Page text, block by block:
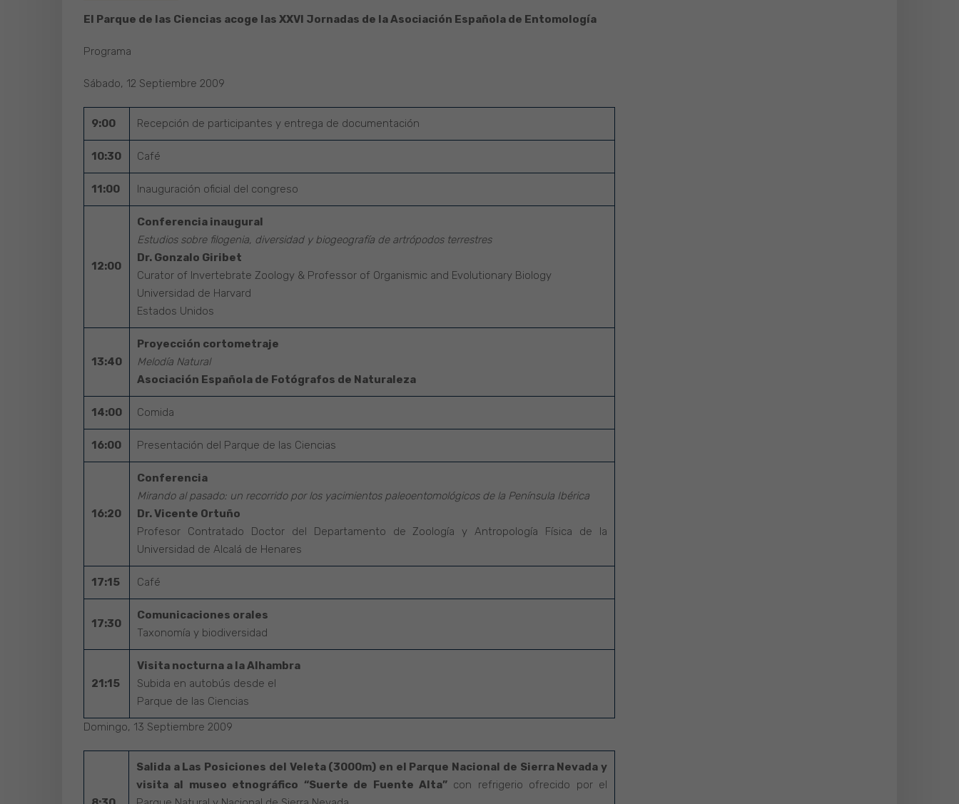
El Parque de las Ciencias acoge las XXVI Jornadas de la Asociación Española de Entomología
Programa
Sábado, 12 Septiembre 2009
9:00 Recepción de participantes y entrega de documentación
10:30 Café
11:00 Inauguración oficial del congreso
12:00
Conferencia inaugural
Estudios sobre filogenia, diversidad y biogeografía de artrópodos terrestres
Dr. Gonzalo Giribet
Curator of Invertebrate Zoology & Professor of Organismic and Evolutionary Biology
Universidad de Harvard
Estados Unidos
13:40
Proyección cortometraje
Melodía Natural
Asociación Española de Fotógrafos de Naturaleza
14:00 Comida
16:00 Presentación del Parque de las Ciencias
16:20
Conferencia
Mirando al pasado: un recorrido por los yacimientos paleoentomológicos de la Península Ibérica
Dr. Vicente Ortuño
Profesor Contratado Doctor del Departamento de Zoología y Antropología Física de la
Universidad de Alcalá de Henares
17:15 Café
17:30
Comunicaciones orales
Taxonomía y biodiversidad
21:15
Visita nocturna a la Alhambra
Subida en autobús desde el
Parque de las Ciencias
Domingo, 13 Septiembre 2009
Salida a Las Posiciones del Veleta (3000m) en el Parque Nacional de Sierra Nevada y
visita al museo etnográfico “Suerte de Fuente Alta”con refrigerio ofrecido por el